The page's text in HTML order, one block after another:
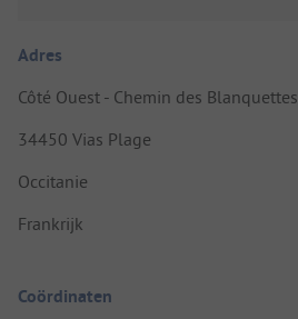
Adres
Côté Ouest - Chemin des Blanquettes
34450 Vias Plage
Occitanie
Frankrijk
Coördinaten